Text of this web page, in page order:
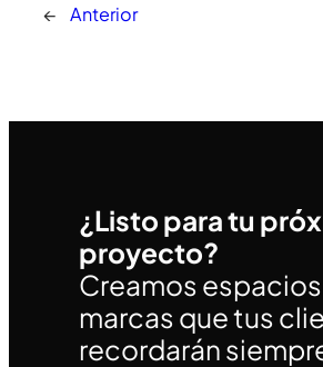
←
Anterior
¿Listo para tu
proyecto?
Creamos
marcas que tus
recordarán